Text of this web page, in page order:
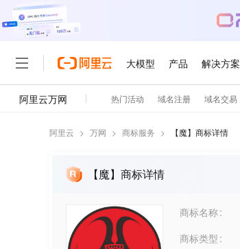
阿里云 > 万网 > 商标服务 > 【魔】商标详情
【魔】商标详情
商标名称
商标类型